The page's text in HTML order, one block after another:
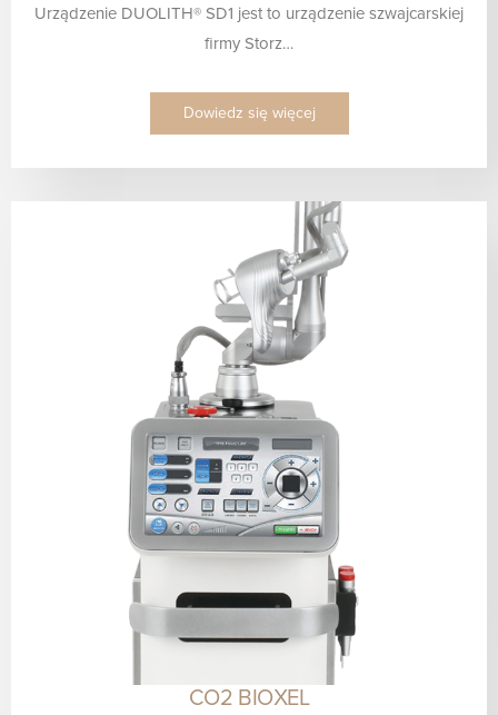
Urządzenie DUOLITH® SD1 jest to urządzenie szwajcarskiej
firmy Storz…
Dowiedz się więcej
CO2 BIOXEL